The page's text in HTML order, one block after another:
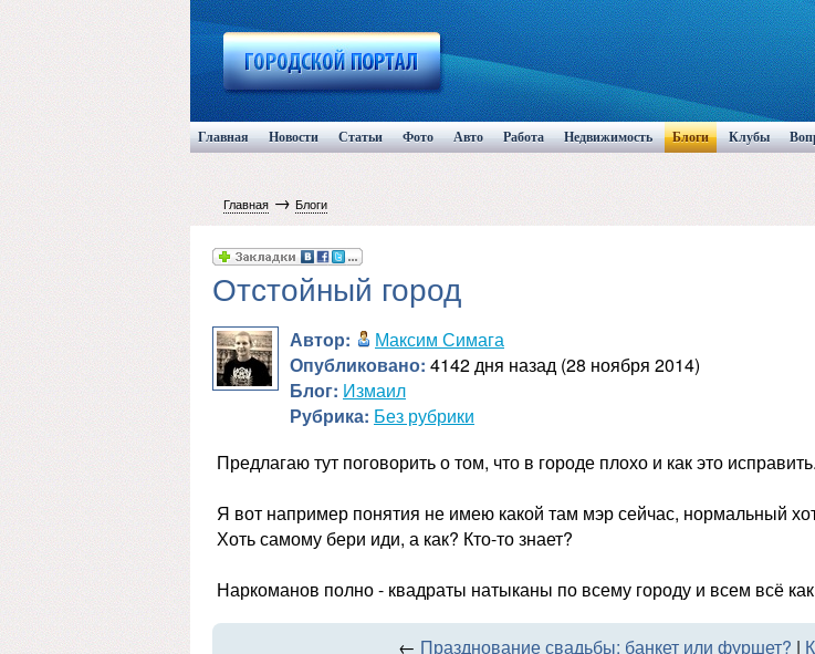
Главная Новости Статьи Фото Авто Работа Недвижимость Блоги Клубы
Главная→Блоги
Отстойный город
Автор:
Максим Симага
Опубликовано: 4142 дня назад (28 ноября 2014)
Блог: Измаил
Рубрика: Без рубрики
Предлагаю тут поговорить о том, что в городе плохо и как это
Я вот например понятия не имею какой там мэр сейчас, нормальный
Хоть самому бери иди, а как? Кто-то знает?
Наркоманов полно - квадраты натыканы по всему городу и всем всё
← Празднование свадьбы: банкет или фуршет? |